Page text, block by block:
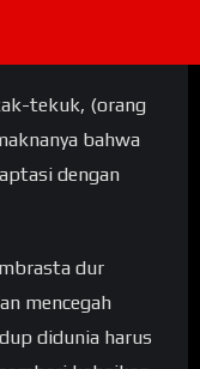
tekuk, (orang
bahwa
dengan
dur
mencegah
didunia harus